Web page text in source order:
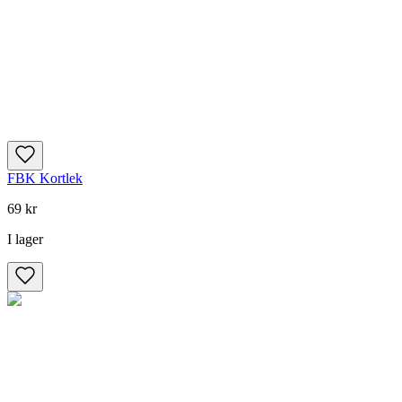
FBK Kortlek
69 kr
I lager